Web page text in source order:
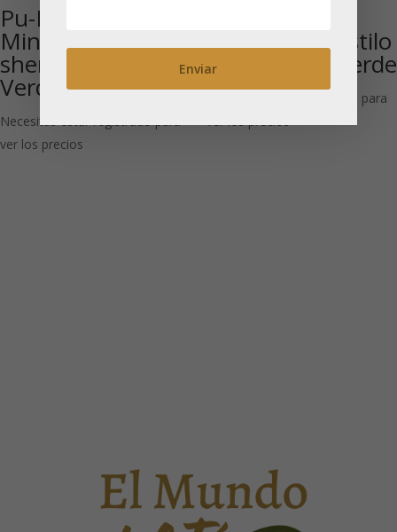
Pu-Erh Green
Mini Tuo Cha –
sheng: Té Pu-erh
Verde
Necesitas estar registrado para
ver los precios
Classic 40 g Estilo
Japonés: Té Verde
Necesitas estar registrado para